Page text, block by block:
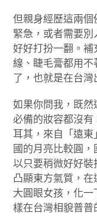
但親身經歷這兩
緊急，或者需要
好好打扮一翻。
線、睫毛膏都用
了，也就是在台灣
如果你問我，既然
必備的妝容都沒有
耳其，來自「遠
國的月亮比較圓
以只要稍微好好裝
凸顯東方氣質，
大圓眼女孩，化
樣在台灣相貌普